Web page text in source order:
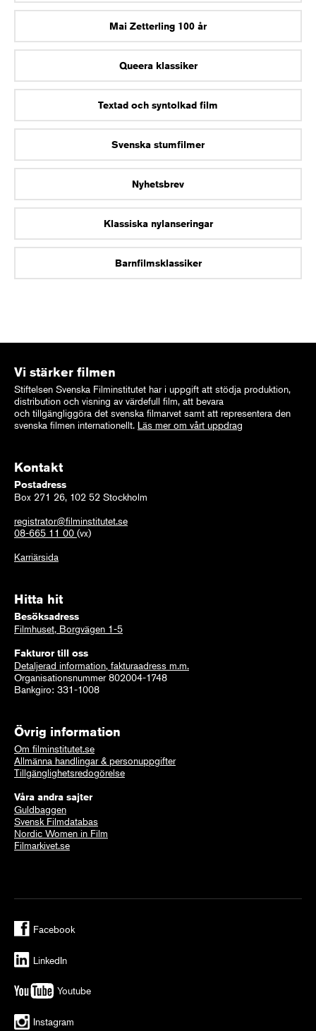
Mai Zetterling 100 år
Queera klassiker
Textad och syntolkad film
Svenska stumfilmer
Nyhetsbrev
Klassiska nylanseringar
Barnfilmsklassiker
Vi stärker filmen
Stiftelsen Svenska Filminstitutet har i uppgift att stödja produktion,
distribution och visning av värdefull film, att bevara
och tillgängliggöra det svenska filmarvet samt att representera den
svenska filmen internationellt. Läs mer om vårt uppdrag
Kontakt
Postadress
Box 271 26, 102 52 Stockholm
registrator@filminstitutet.se
08-665 11 00 (vx)
Karriärsida
Hitta hit
Besöksadress
Filmhuset, Borgvägen 1-5
Fakturor till oss
Detaljerad information, fakturaadress m.m.
Organisationsnummer 802004-1748
Bankgiro: 331-1008
Övrig information
Om filminstitutet.se
Allmänna handlingar & personuppgifter
Tillgänglighetsredogörelse
Våra andra sajter
Guldbaggen
Svensk Filmdatabas
Nordic Women in Film
Filmarkivet.se
Facebook
LinkedIn
Youtube
Instagram